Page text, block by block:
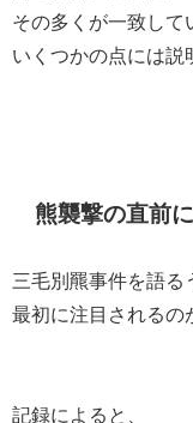
その多くが一致して
いくつかの点には説
熊襲撃の直前
三毛別羆事件を語る
最初に注目されるの
記録によると、